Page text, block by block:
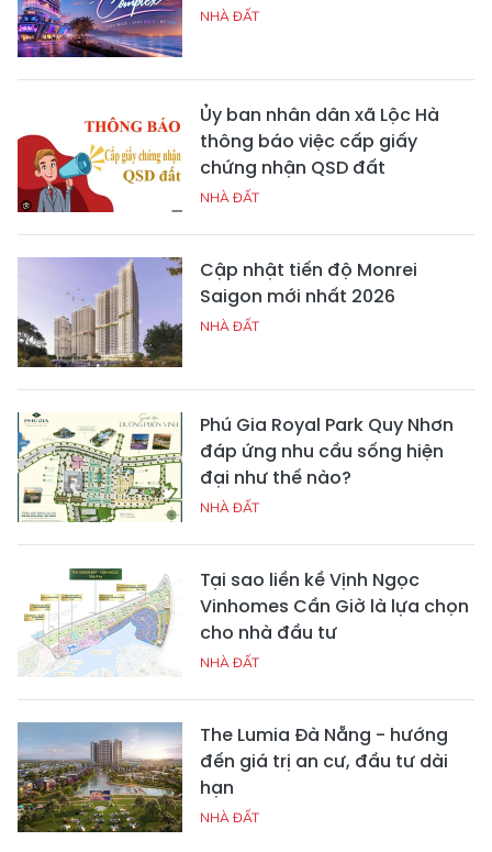
NHÀ ĐẤT
Ủy ban nhân dân xã Lộc Hà
thông báo việc cấp giấy
chứng nhận QSD đất
NHÀ ĐẤT
Cập nhật tiến độ Monrei
Saigon mới nhất 2026
NHÀ ĐẤT
Phú Gia Royal Park Quy Nhơn
đáp ứng nhu cầu sống hiện
đại như thế nào?
NHÀ ĐẤT
Tại sao liền kề Vịnh Ngọc
Vinhomes Cần Giờ là lựa chọn
cho nhà đầu tư
NHÀ ĐẤT
The Lumia Đà Nẵng - hướng
đến giá trị an cư, đầu tư dài
hạn
NHÀ ĐẤT